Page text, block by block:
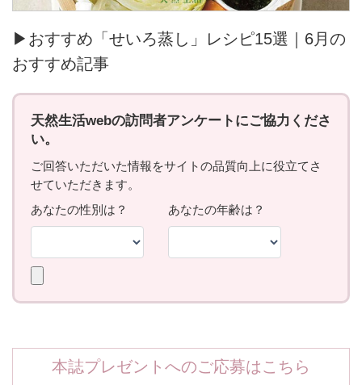
▶おすすめ「せいろ蒸し」レシピ15選｜6月の
おすすめ記事
本誌プレゼントへのご応募はこちら